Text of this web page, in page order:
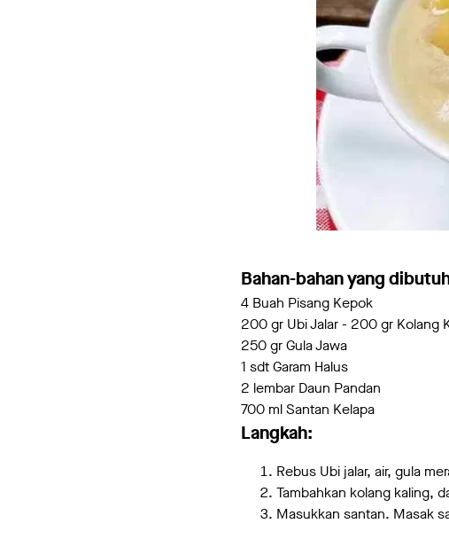
Bahan-bahan yang
4 Buah Pisang Kepok
200 gr Ubi Jalar - 200 gr Kolang
250 gr Gula Jawa
1 sdt Garam Halus
2 lembar Daun Pandan
700 ml Santan Kelapa
Langkah:
Rebus Ubi jalar, air, gula
Tambahkan kolang kaling,
Masukkan santan. Masak